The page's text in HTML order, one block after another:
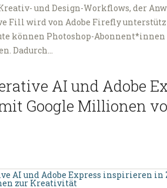
und Design-Workflows, der
Fill wird von Adobe Firefly
können Photoshop-
Dadurch…
AI und Adobe
Google Millionen